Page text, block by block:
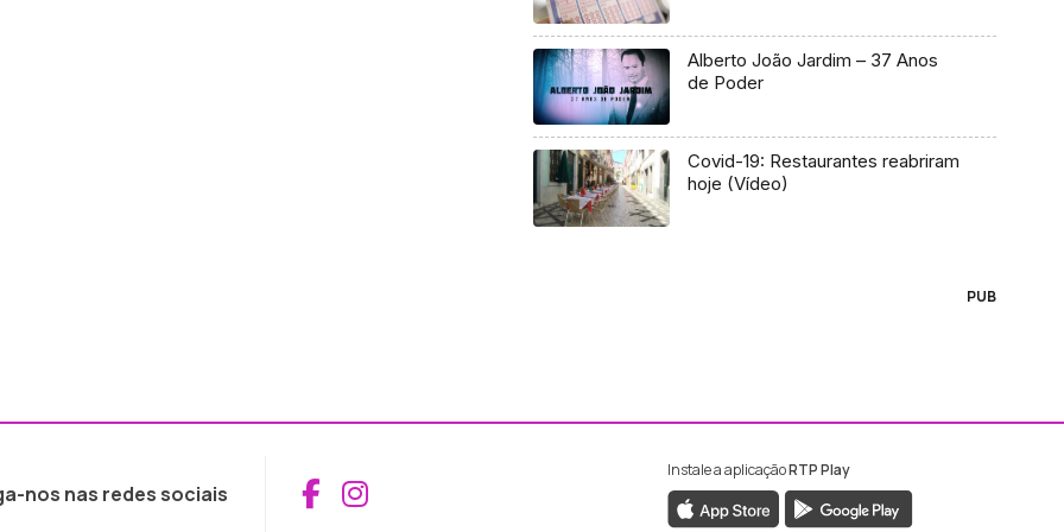
Alberto João Jardim – 37 Anos
de Poder
Covid-19: Restaurantes reabriram
hoje (Vídeo)
PUB
nos nas redes sociais Aceder ao Facebook da RTP Madeira
Aceder ao Instagram da RTP Madeira
Instale a aplicaçãoRTP Play